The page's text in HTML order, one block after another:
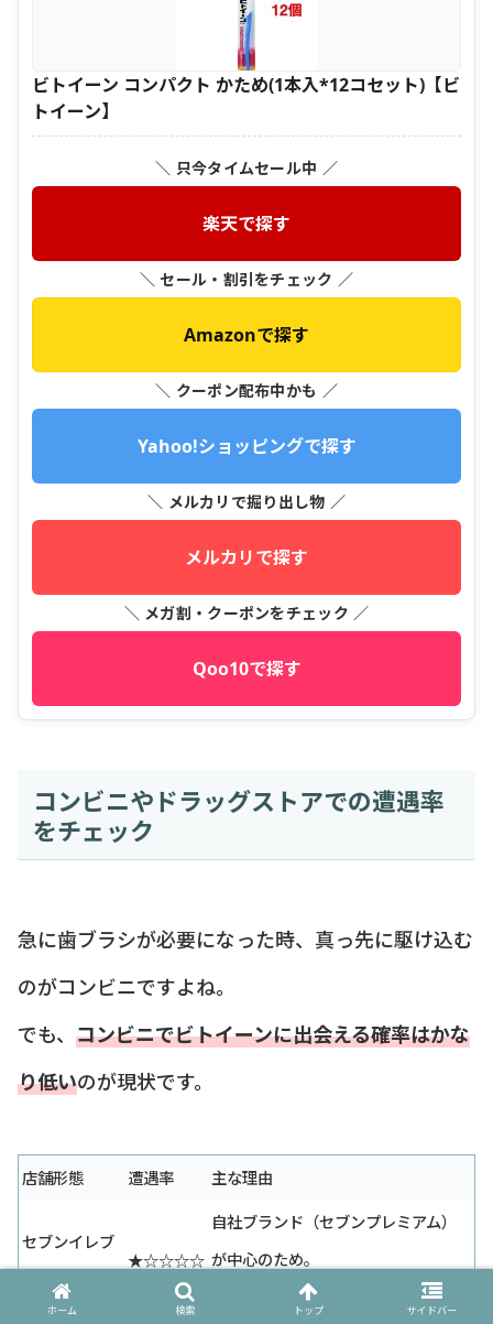
ビトイーン コンパクト かため(1本入*12コセット)【ビ
トイーン】
＼ 只今タイムセール中 ／
楽天で探す
＼ セール・割引をチェック ／
Amazonで探す
＼ クーポン配布中かも ／
Yahoo!ショッピングで探す
＼ メルカリで掘り出し物 ／
メルカリで探す
＼ メガ割・クーポンをチェック ／
Qoo10で探す
コンビニやドラッグストアでの遭遇率
をチェック
急に歯ブラシが必要になった時、真っ先に駆け込む
のがコンビニですよね。
でも、 コンビニでビトイーンに出会える確率はかな
り低いのが現状です。
店舗形態 遭遇率 主な理由
セブンイレブ
★☆☆☆☆
自社ブランド（セブンプレミアム）
が中心のため。
ホーム 検索 トップ サイドバー